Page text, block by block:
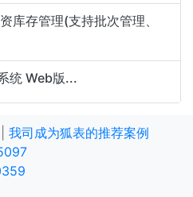
库存管理(支持批次管理、
统 Web版...
我司成为狐表的推荐案例